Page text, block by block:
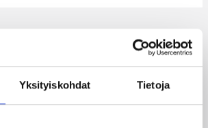
Yksityiskohdat Tietoja